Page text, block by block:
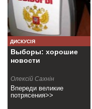
ДИСКУСІЯ
Выборы: хорошие
новости
Олексій Сахнін
Впереди великие
потрясения>>